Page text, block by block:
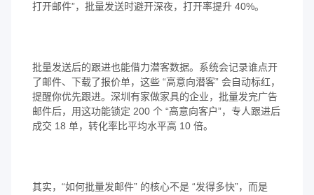
打开邮件”，批量发送时避开深夜，打开率提升 40%。
批量发送后的跟进也能借力潜客数据。系统会记录谁点开
了邮件、下载了报价单，这些 “高意向潜客” 会自动标红，
提醒你优先跟进。深圳有家做家具的企业，批量发完广告
邮件后，用这功能锁定 200 个 “高意向客户”，专人跟进后
成交 18 单，转化率比平均水平高 10 倍。
其实，“如何批量发邮件” 的核心不是 “发得多快”，而是